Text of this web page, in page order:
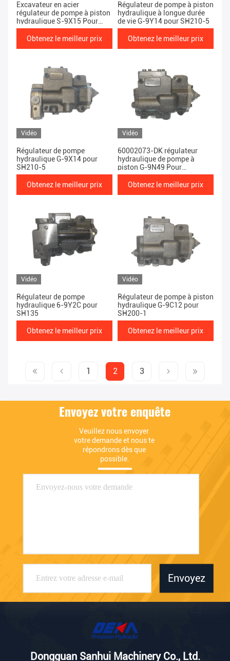
Excavateur en acier
régulateur de pompe à piston
hydraulique S-9X15 Pour
SH290-5
Obtenez le meilleur prix
Régulateur de pompe à piston
hydraulique à longue durée
de vie G-9Y14 pour SH210-5
Obtenez le meilleur prix
Vidéo
Régulateur de pompe
hydraulique G-9X14 pour
SH210-5
Obtenez le meilleur prix
Vidéo
60002073-DK régulateur
hydraulique de pompe à
piston G-9N49 Pour
SH200A3
Obtenez le meilleur prix
Vidéo
Régulateur de pompe
hydraulique 6-9Y2C pour
SH135
Obtenez le meilleur prix
Vidéo
Régulateur de pompe à piston
hydraulique G-9C12 pour
SH200-1
Obtenez le meilleur prix
1 2 3
Envoyez votre enquête
Veuillez nous envoyer
votre demande et nous te
répondrons dès que
possible.
Envoyez
Dongguan Sanhui Machinery Co., Ltd.